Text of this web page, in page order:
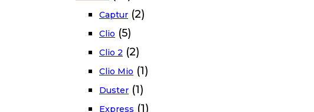
Captur (2)
Clio (5)
Clio 2 (2)
Clio Mio (1)
Duster (1)
Express (1)